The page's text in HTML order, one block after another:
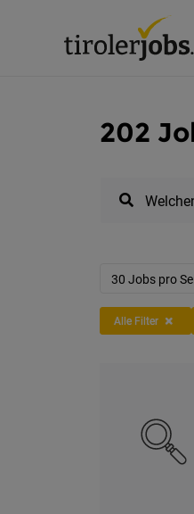
202
30 Jobs pro
Alle Filter